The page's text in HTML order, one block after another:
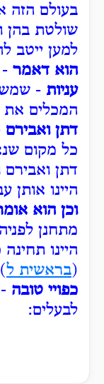
בעולם הזה
שולטת בהן
למען ייטב
הוא דאמר
עניות -
המכלים את
דתן ואבירם
כל מקום
דתן
היינו אותן
וכן הוא
מתחנן
היינו
(בראשית ל
כפויי טובה
לבעלים: